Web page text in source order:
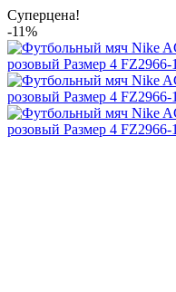
Суперцена!
-11%